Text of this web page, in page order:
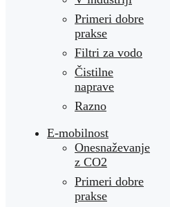
Primeri dobre
prakse
Filtri za vodo
Čistilne
naprave
Razno
E-mobilnost
Onesnaževanje
z CO2
Primeri dobre
prakse